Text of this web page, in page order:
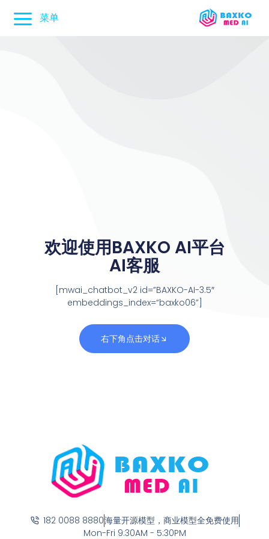
菜单
欢迎使用BAXKO AI平台
AI客服
[mwai_chatbot_v2 id=”BAXKO-AI-3.5″
embeddings_index=“baxko06”]
右下角点击对话
182 0088 8880海量开源模型，商业模型全免费使用
Mon-Fri 9:30AM - 5:30PM